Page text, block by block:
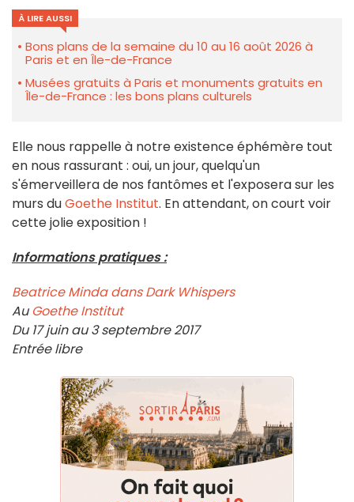
À LIRE AUSSI
Bons plans de la semaine du 10 au 16 août 2026 à
Paris et en Île-de-France
Musées gratuits à Paris et monuments gratuits en
Île-de-France : les bons plans culturels
Elle nous rappelle à notre existence éphémère tout
en nous rassurant : oui, un jour, quelqu'un
s'émerveillera de nos fantômes et l'exposera sur les
murs duGoethe Institut. En attendant, on court voir
cette jolie exposition !
Informations pratiques :
Beatrice Minda dans Dark Whispers
Au Goethe Institut
Du 17 juin au 3 septembre 2017
Entrée libre